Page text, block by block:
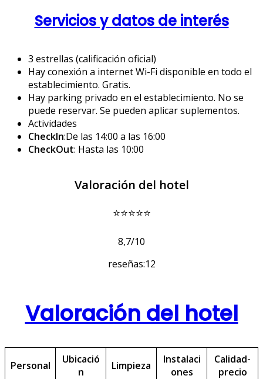
Servicios y datos de interés
3 estrellas (calificación oficial)
Hay conexión a internet Wi-Fi disponible en todo el
establecimiento. Gratis.
Hay parking privado en el establecimiento. No se
puede reservar. Se pueden aplicar suplementos.
Actividades
CheckIn:De las 14:00 a las 16:00
CheckOut: Hasta las 10:00
Valoración del hotel
⭐⭐⭐⭐⭐
8,7/10
reseñas:12
Valoración del hotel
Personal
Ubicació
n
Limpieza
Instalaci
ones
Calidad-
precio